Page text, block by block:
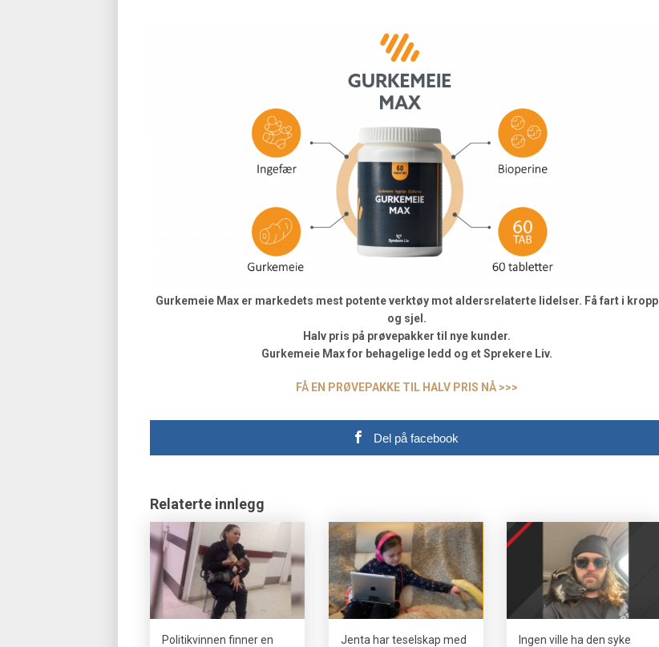
Gurkemeie Max er markedets mest potente verktøy mot aldersrelaterte lidelser. Få fart i kropp
og sjel.
Halv pris på prøvepakker til nye kunder.
Gurkemeie Max for behagelige ledd og et Sprekere Liv.
FÅ EN PRØVEPAKKE TIL HALV PRIS NÅ >>>
Del på facebook
Relaterte innlegg
Politikvinnen finner en
Jenta har teselskap med
Ingen ville ha den syke